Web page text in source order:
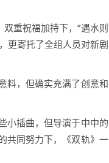
重祝福加持下，“遇水则
更寄托了全组人员对新剧
料，但确实充满了创意和
小插曲，但导演于中中的
共同努力下，《双轨》一